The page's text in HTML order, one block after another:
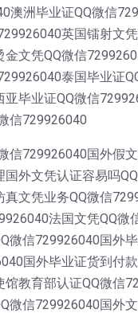
澳洲毕业证QQ微信
英国镭射文
金文凭QQ微信
泰国毕业证
亚毕业证QQ微信
信729926040
信729926040国外假
外文凭认证容易吗
真文凭业务QQ微信
法国文凭QQ微
微信729926040国外
国外毕业证货到付
馆教育部认证QQ微信
微信729926040国外